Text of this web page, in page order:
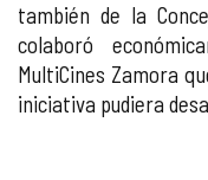
también de la
colaboró
MultiCines Zamora
iniciativa pudiera